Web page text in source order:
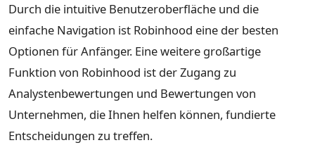
Durch die intuitive Benutzeroberfläche und die
einfache Navigation ist Robinhood eine der besten
Optionen für Anfänger. Eine weitere großartige
Funktion von Robinhood ist der Zugang zu
Analystenbewertungen und Bewertungen von
Unternehmen, die Ihnen helfen können, fundierte
Entscheidungen zu treffen.